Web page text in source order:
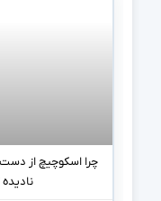
چرا اسکوچیچ از دست